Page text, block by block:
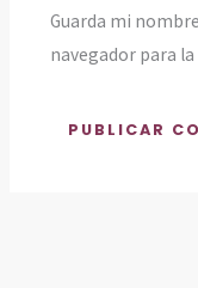
Guarda mi
navegador para